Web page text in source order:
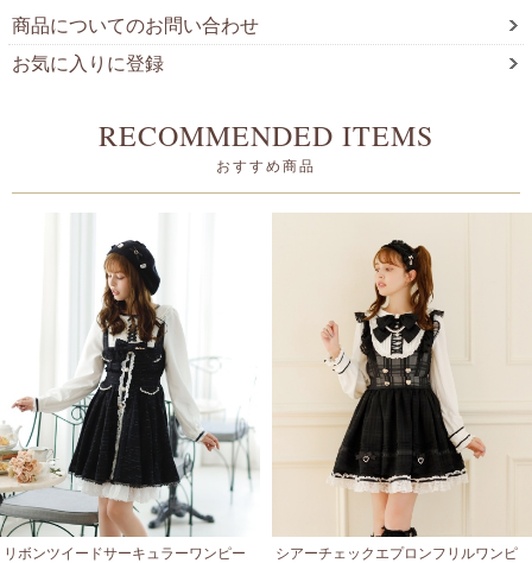
商品についてのお問い合わせ
お気に入りに登録
RECOMMENDED ITEMS
おすすめ商品
リボンツイードサーキュラーワンピー
シアーチェックエプロンフリルワンピ